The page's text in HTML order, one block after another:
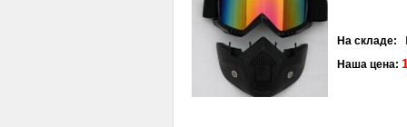
На складе:
Наша цена: